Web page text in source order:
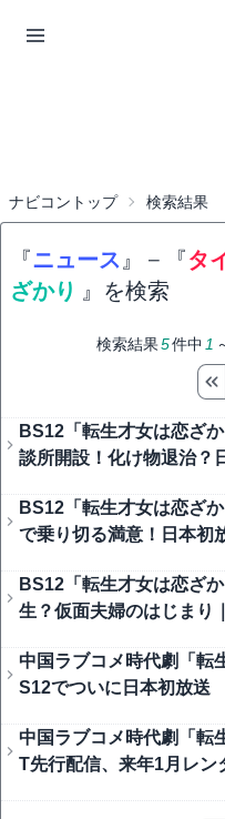
ナビコントップ 検索結果
『ニュース 』 − 『タ
ざかり 』を検索
検索結果5件中 1
BS12「転生才女は恋ざ
談所開設！化け物退治？
BS12「転生才女は恋ざ
で乗り切る満意！日本初
BS12「転生才女は恋ざ
生？仮面夫婦のはじまり
中国ラブコメ時代劇「転
S12でついに日本初放送
中国ラブコメ時代劇「転
T先行配信、来年1月レン